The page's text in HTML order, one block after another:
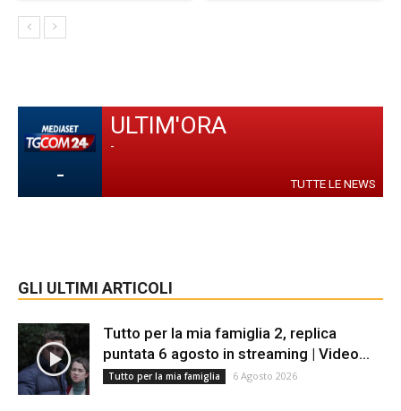
-
ULTIM'ORA
-
TUTTE LE NEWS
GLI ULTIMI ARTICOLI
Tutto per la mia famiglia 2, replica
puntata 6 agosto in streaming | Video...
Tutto per la mia famiglia 6 Agosto 2026